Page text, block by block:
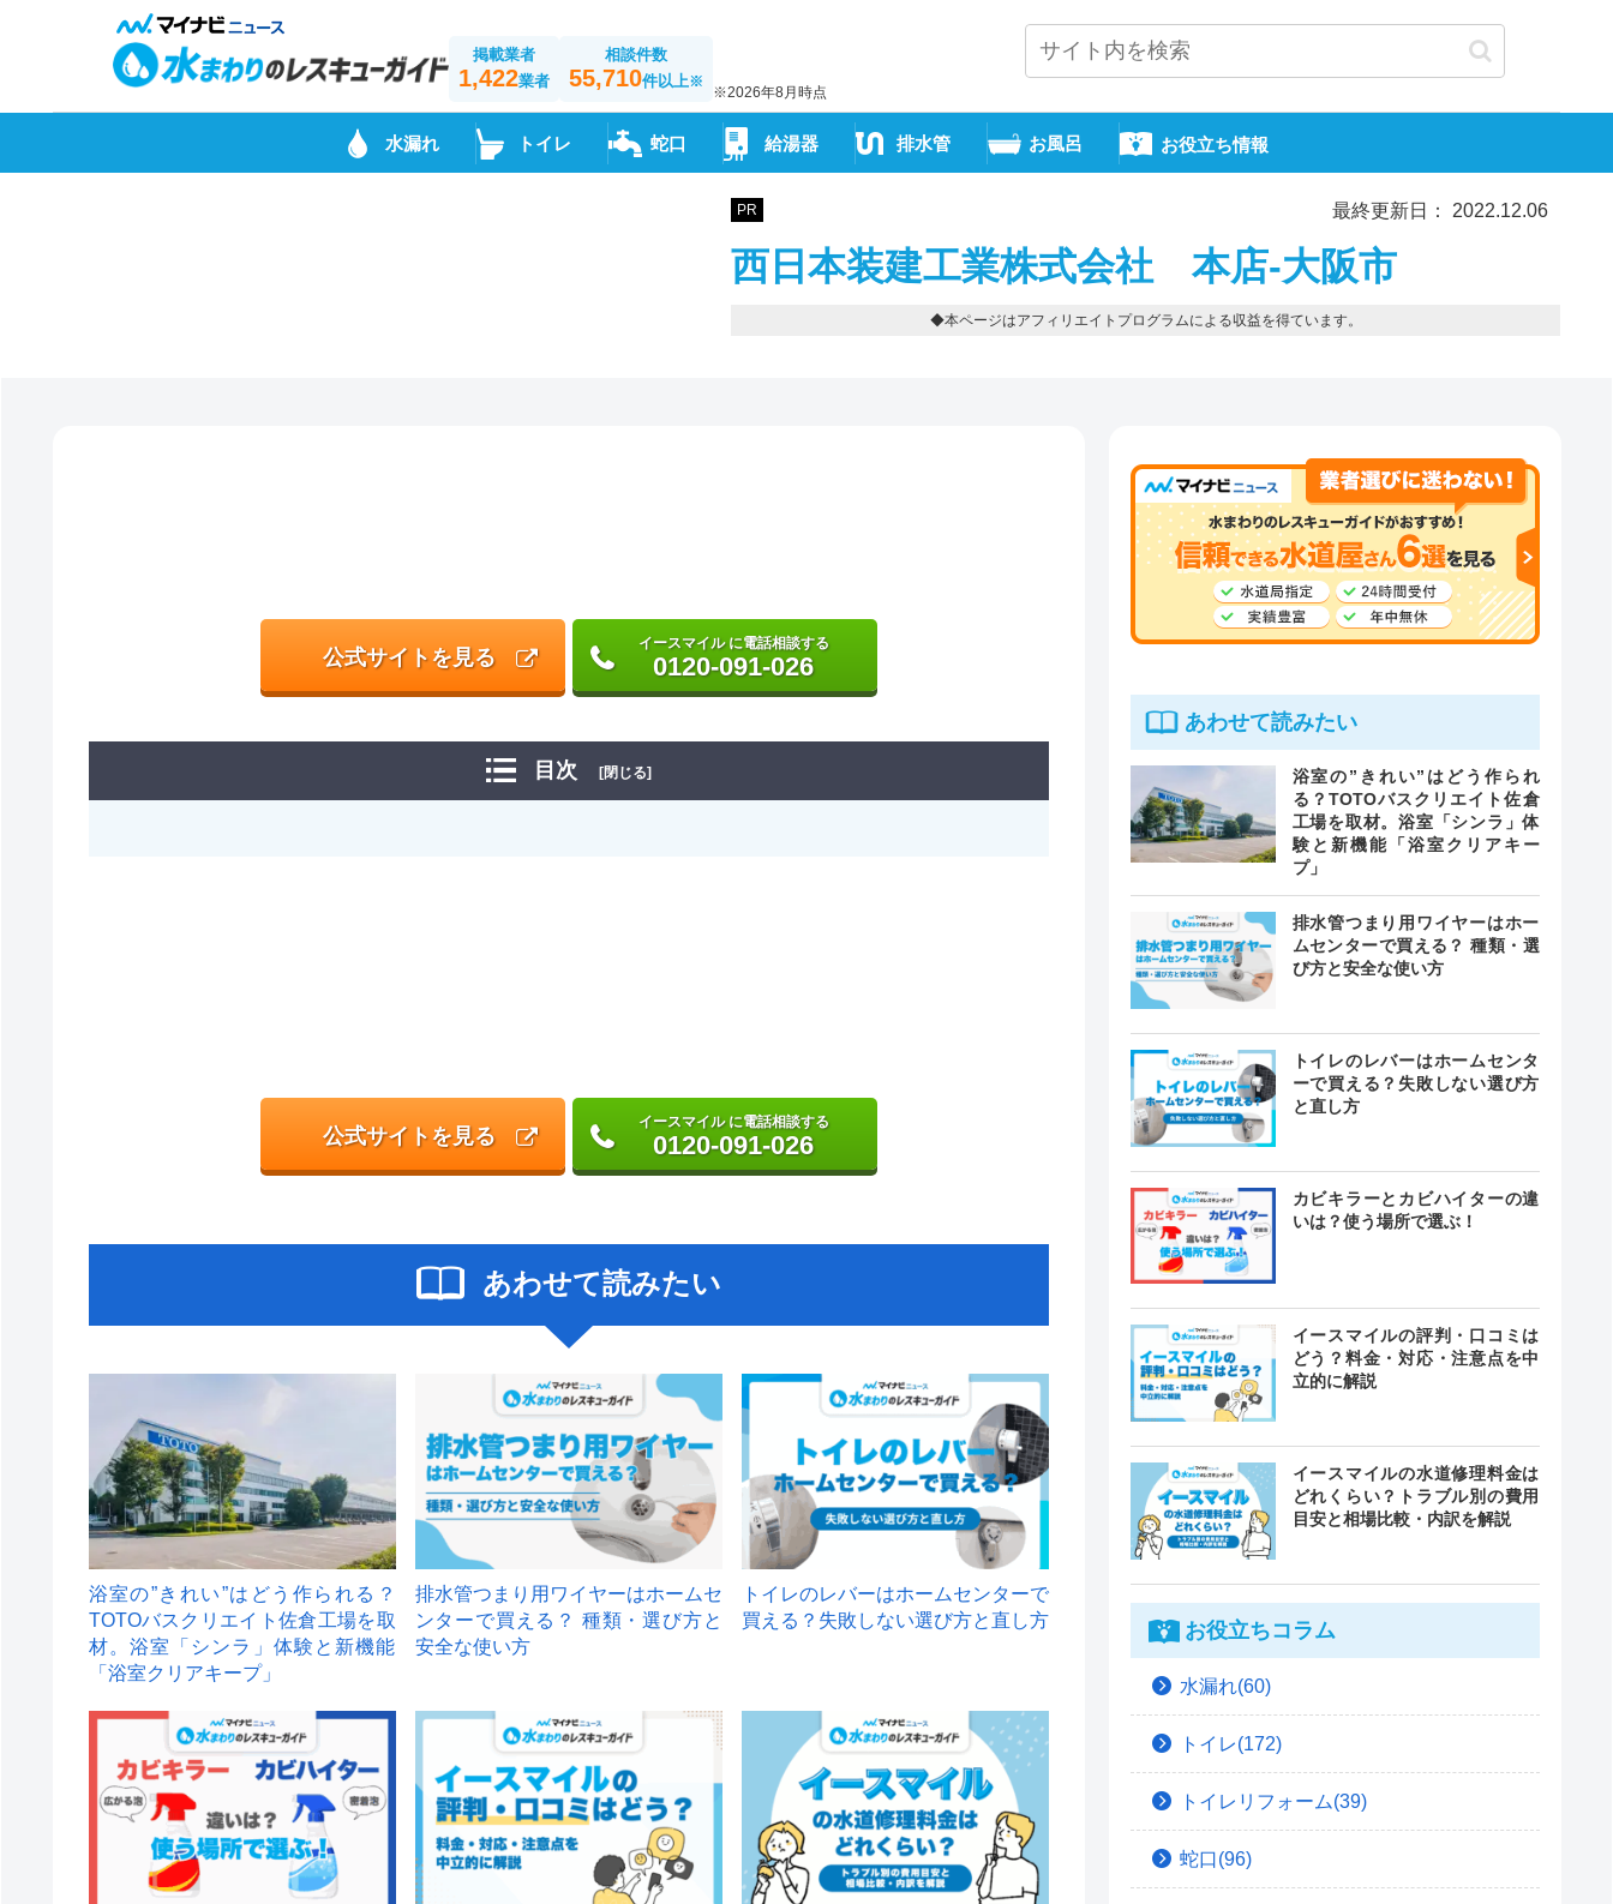
掲載業者
1,422業者
相談件数
55,710件以上※
※2026年8月時点
水漏れ トイレ 蛇口 給湯器 排水管 お風呂 お役立ち情報
PR 最終更新日： 2022.12.06
西日本装建工業株式会社 本店-大阪市
◆本ページはアフィリエイトプログラムによる収益を得ています。
公式サイトを見る
イースマイル に電話相談する
0120-091-026
目次 [閉じる]
公式サイトを見る
イースマイル に電話相談する
0120-091-026
あわせて読みたい
浴室の”きれい”はどう作られる？
TOTOバスクリエイト佐倉工場を取
材。浴室「シンラ」体験と新機能
「浴室クリアキープ」
排水管つまり用ワイヤーはホームセ
ンターで買える？ 種類・選び方と
安全な使い方
トイレのレバーはホームセンターで
買える？失敗しない選び方と直し方
あわせて読みたい
浴室の”きれい”はどう作られ
る？TOTOバスクリエイト佐倉
工場を取材。浴室「シンラ」体
験と新機能「浴室クリアキー
プ」
排水管つまり用ワイヤーはホー
ムセンターで買える？ 種類・選
び方と安全な使い方
トイレのレバーはホームセンタ
ーで買える？失敗しない選び方
と直し方
カビキラーとカビハイターの違
いは？使う場所で選ぶ！
イースマイルの評判・口コミは
どう？料金・対応・注意点を中
立的に解説
イースマイルの水道修理料金は
どれくらい？トラブル別の費用
目安と相場比較・内訳を解説
お役立ちコラム
水漏れ(60)
トイレ(172)
トイレリフォーム(39)
蛇口(96)